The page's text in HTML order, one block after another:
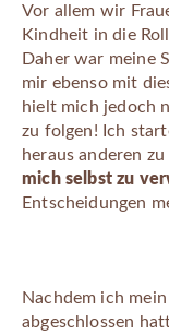
Vor allem wir
Kindheit in die
Daher war meine
mir ebenso mit
hielt mich jedoch
zu folgen! Ich
heraus anderen
mich selbst zu
Entscheidungen
Nachdem ich
abgeschlossen